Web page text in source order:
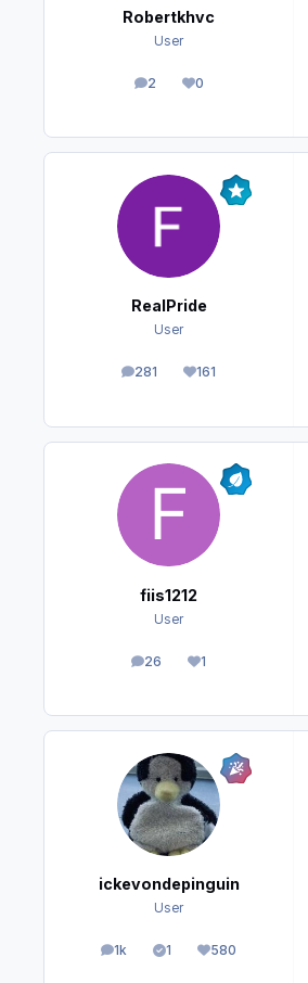
Robertkhvc
User
2
Beiträge0
Reputation
RealPride
User
281
Beiträge 161
Reputation
fiis1212
User
26
Beiträge1
Reputation
ickevondepinguin
User
1k
Beiträge1
Lösungen580
Reputation